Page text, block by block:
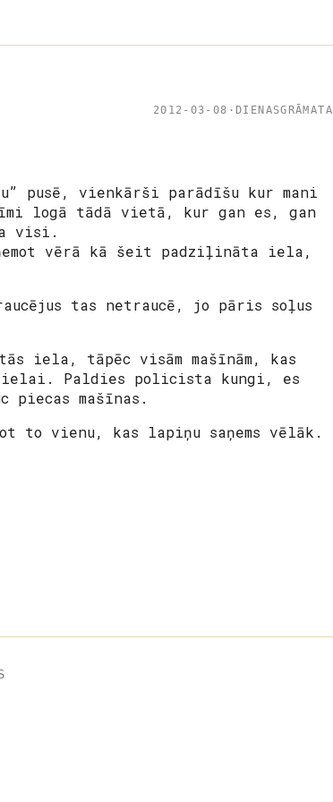
2012-03-08 · DIENASGRĀMATA
pusē, vienkārši parādīšu kur mani
logā tādā vietā, kur gan es, gan
visi.
vērā kā šeit padziļināta iela,
tas netraucē, jo pāris soļus
iela, tāpēc visām mašīnām, kas
ielai. Paldies policista kungi, es
piecas mašīnas.
to vienu, kas lapiņu saņems vēlāk.